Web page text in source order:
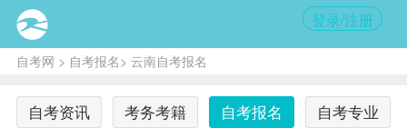
登录/注册
自考网 > 自考报名> 云南自考报名
自考资讯 考务考籍 自考报名
自考专业